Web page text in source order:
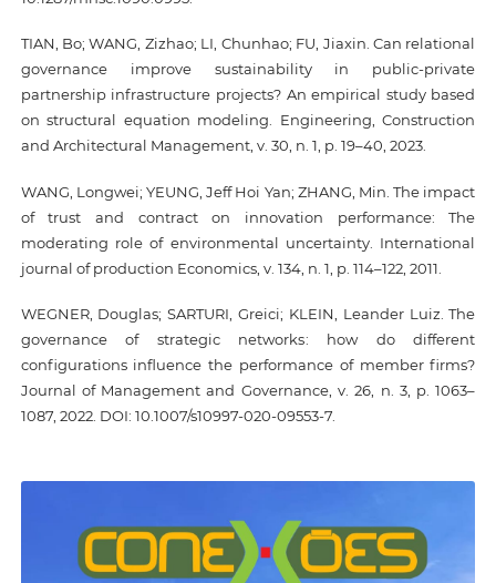
TIAN, Bo; WANG, Zizhao; LI, Chunhao; FU, Jiaxin. Can relational
governance improve sustainability in public-private
partnership infrastructure projects? An empirical study based
on structural equation modeling. Engineering, Construction
and Architectural Management, v. 30, n. 1, p. 19–40, 2023.
WANG, Longwei; YEUNG, Jeff Hoi Yan; ZHANG, Min. The impact
of trust and contract on innovation performance: The
moderating role of environmental uncertainty. International
journal of production Economics, v. 134, n. 1, p. 114–122, 2011.
WEGNER, Douglas; SARTURI, Greici; KLEIN, Leander Luiz. The
governance of strategic networks: how do different
configurations influence the performance of member firms?
Journal of Management and Governance, v. 26, n. 3, p. 1063–
1087, 2022. DOI: 10.1007/s10997-020-09553-7.